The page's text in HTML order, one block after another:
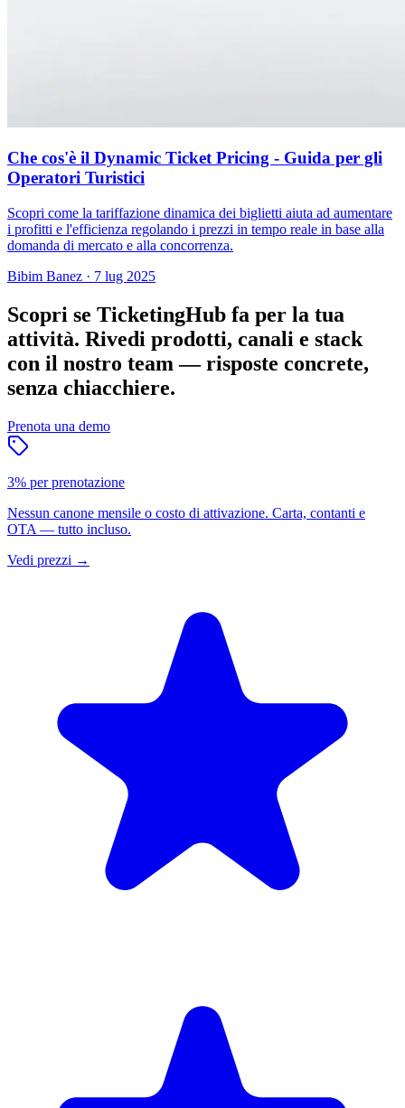
Che cos'è il Dynamic Ticket Pricing - Guida per gli
Operatori Turistici
Scopri come la tariffazione dinamica dei biglietti aiuta ad aumentare
i profitti e l'efficienza regolando i prezzi in tempo reale in base alla
domanda di mercato e alla concorrenza.
Bibim Banez · 7 lug 2025
Scopri se TicketingHub fa per la tua
attività. Rivedi prodotti, canali e stack
con il nostro team — risposte concrete,
senza chiacchiere.
Prenota una demo
3% per prenotazione
Nessun canone mensile o costo di attivazione. Carta, contanti e
OTA — tutto incluso.
Vedi prezzi →